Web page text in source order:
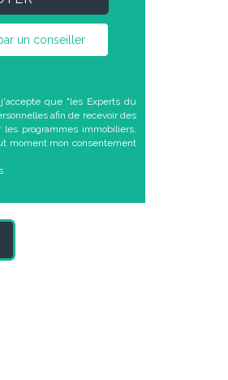
un conseiller
que "les Experts du
afin de recevoir des
programmes immobiliers.
moment mon consentement